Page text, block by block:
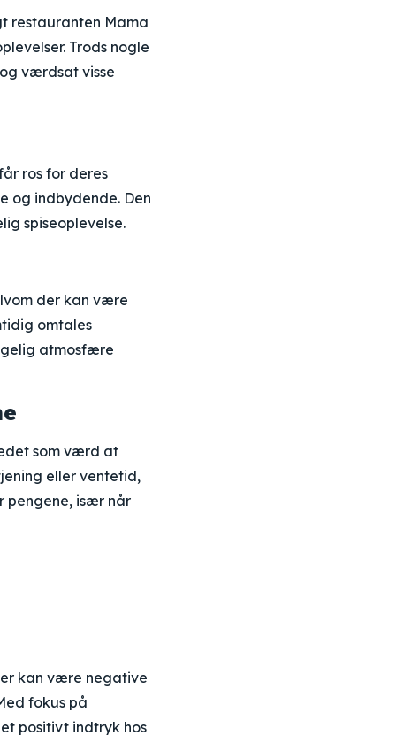
restauranten Mama
Trods nogle
værdsat visse
ros for deres
og indbydende. Den
spiseoplevelse.
der kan være
omtales
atmosfære
som værd at
eller ventetid,
pengene, især når
kan være negative
fokus på
positivt indtryk hos